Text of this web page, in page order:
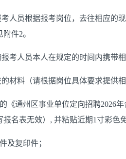
人员根据报考岗位，去往相应的
件2。
考人员本人在规定的时间内携带
材料（请根据岗位具体要求提供
《通州区事业单位定向招聘2026年
报名表无效）, 并粘贴近期1寸彩色
及复印件；